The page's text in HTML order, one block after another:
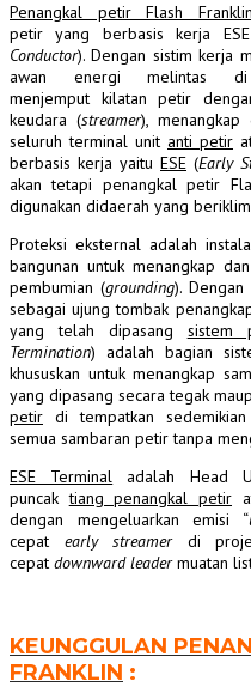
Penangkal petir Flash Franklin
petir yang berbasis kerja
Conductor). Dengan sistim kerja
awan energi melintas di
menjemput kilatan petir
keudara (streamer), menangkap
seluruh terminal unit anti petir
berbasis kerja yaitu ESE (Early
akan tetapi penangkal petir
digunakan didaerah yang
Proteksi eksternal adalah
bangunan untuk menangkap
pembumian (grounding).
sebagai ujung tombak
yang telah dipasang sistem
Termination) adalah bagian
khususkan untuk menangkap
yang dipasang secara tegak
petir di tempatkan
semua sambaran petir tanpa
ESE Terminal adalah Head
puncaktiang penangkal petir
dengan mengeluarkan emisi “
cepat early streamerdi
cepat downward leadermuatan
KEUNGGULAN
FRANKLIN :